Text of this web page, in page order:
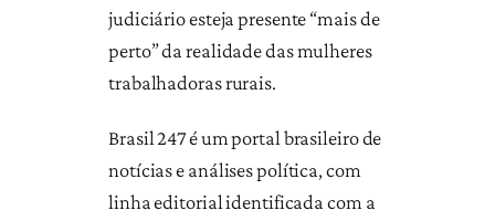
judiciário esteja presente “mais de
perto” da realidade das mulheres
trabalhadoras rurais.
Brasil 247 é um portal brasileiro de
notícias e análises política, com
linha editorial identificada com a